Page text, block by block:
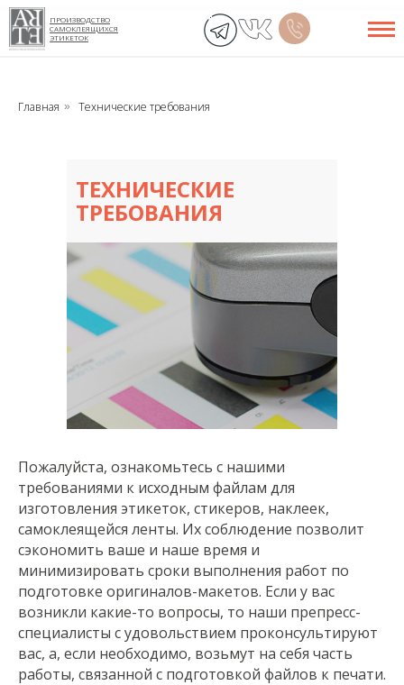
ПРОИЗВОДСТВО
САМОКЛЕЯЩИХСЯ
ЭТИКЕТОК
Главная » Технические требования
ТЕХНИЧЕСКИЕ
ТРЕБОВАНИЯ
Пожалуйста, ознакомьтесь с нашими
требованиями к исходным файлам для
изготовления этикеток, стикеров, наклеек,
самоклеящейся ленты. Их соблюдение позволит
сэкономить ваше и наше время и
минимизировать сроки выполнения работ по
подготовке оригиналов-макетов. Если у вас
возникли какие-то вопросы, то наши препресс-
специалисты с удовольствием проконсультируют
вас, а, если необходимо, возьмут на себя часть
работы, связанной с подготовкой файлов к печати.